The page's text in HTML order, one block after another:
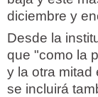
diciembre y
Desde la
que "como la
y la otra mitad
se incluirá